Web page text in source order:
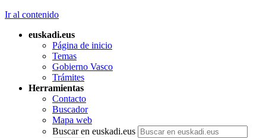
Ir al contenido
euskadi.eus
Página de inicio
Temas
Gobierno Vasco
Trámites
Herramientas
Contacto
Buscador
Mapa web
Buscar en euskadi.eus